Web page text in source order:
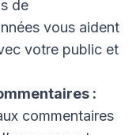
de
vous aident
votre public et
:
commentaires